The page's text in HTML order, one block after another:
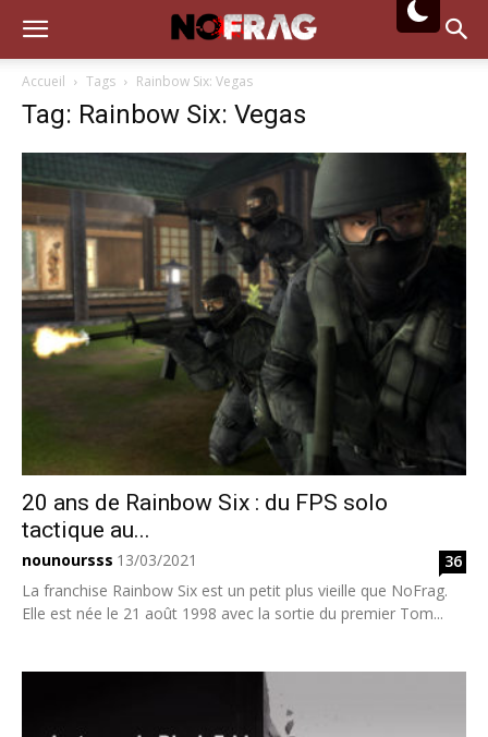
Accueil Tags Rainbow Six: Vegas
Tag: Rainbow Six: Vegas
20 ans de Rainbow Six : du FPS solo
tactique au...
nounoursss 13/03/2021
36
La franchise Rainbow Six est un petit plus vieille que NoFrag.
Elle est née le 21 août 1998 avec la sortie du premier Tom...